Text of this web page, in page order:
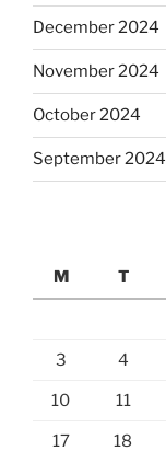
December 2024
November 2024
October 2024
September 2024
M
T
3 4
10 11
17 18